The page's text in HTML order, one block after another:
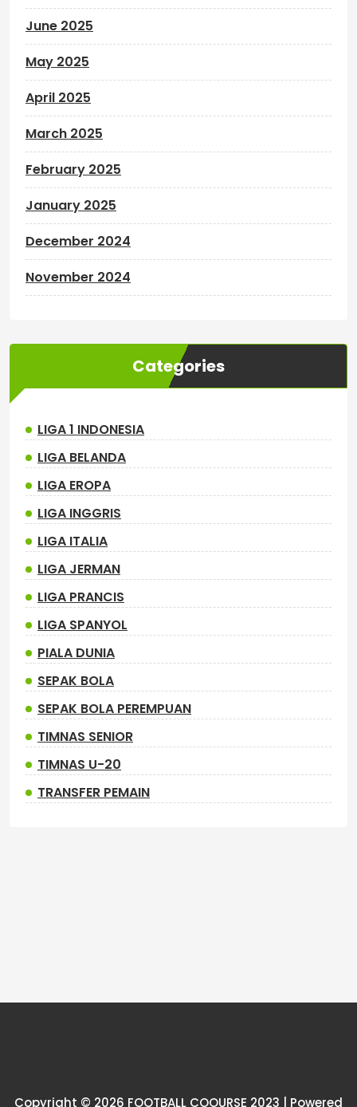
June 2025
May 2025
April 2025
March 2025
February 2025
January 2025
December 2024
November 2024
Categories
LIGA 1 INDONESIA
LIGA BELANDA
LIGA EROPA
LIGA INGGRIS
LIGA ITALIA
LIGA JERMAN
LIGA PRANCIS
LIGA SPANYOL
PIALA DUNIA
SEPAK BOLA
SEPAK BOLA PEREMPUAN
TIMNAS SENIOR
TIMNAS U-20
TRANSFER PEMAIN
Copyright © 2026 FOOTBALL COOURSE 2023 | Powered